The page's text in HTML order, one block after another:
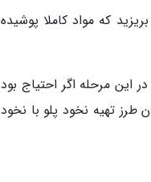
که مواد کاملا پوشیده
مرحله اگر احتیاج بود
تهیه نخود پلو با نخود